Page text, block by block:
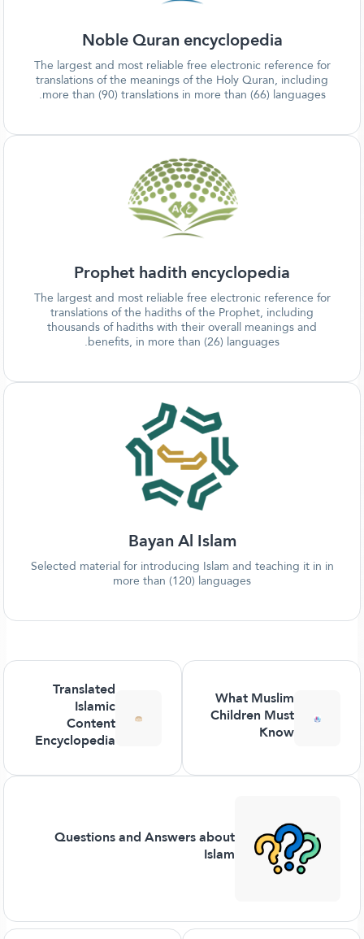
Noble Quran encyclopedia
The largest and most reliable free electronic reference for
translations of the meanings of the Holy Quran, including
more than (90) translations in more than (66) languages.
Prophet hadith encyclopedia
The largest and most reliable free electronic reference for
translations of the hadiths of the Prophet, including
thousands of hadiths with their overall meanings and
benefits, in more than (26) languages.
Bayan Al Islam
Selected material for introducing Islam and teaching it in in
more than (120) languages
What Muslim
Children Must
Know
Translated
Islamic
Content
Encyclopedia
Questions and Answers about
Islam